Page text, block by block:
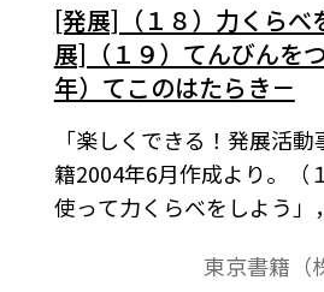
[発展]（１８）力くらべ
展]（１９）てんびんを
年）てこのはたらき－
「楽しくできる！発展活
籍2004年6月作成より。（
使って力くらべをしよう」
くらべをする。（１９）
東京書籍